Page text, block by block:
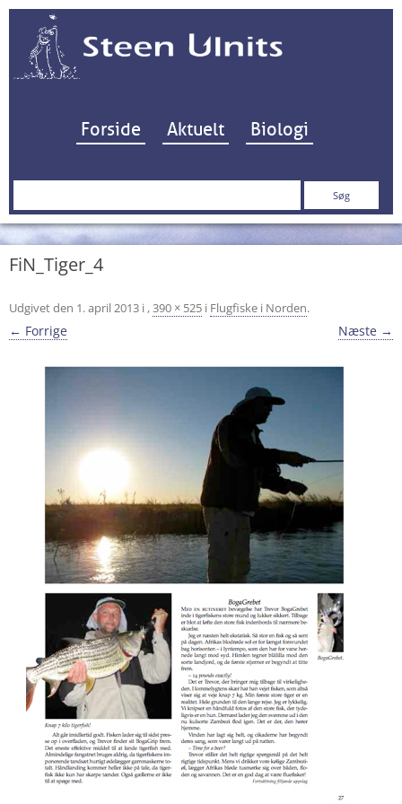
Hop til indhold
Forside Aktuelt Biologi
Søg
FiN_Tiger_4
Udgivet den 1. april 2013 i ,390 × 525 i Flugfiske i Norden.
← Forrige Næste →